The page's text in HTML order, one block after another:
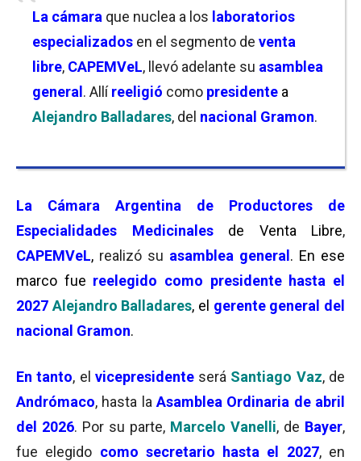
La cámara que nuclea a los laboratorios
especializados en el segmento de venta
libre, CAPEMVeL, llevó adelante su asamblea
general . Allíreeligió como presidente a
Alejandro Balladares, del nacional Gramon.
La Cámara Argentina de Productores de
Especialidades Medicinales de Venta Libre,
CAPEMVeL, realizó su asamblea general . En ese
marco fue reelegido como presidente hasta el
2027 Alejandro Balladares, el gerente general del
nacional Gramon.
En tanto, el vicepresidenteserá Santiago Vaz, de
Andrómaco, hasta laAsamblea Ordinaria de abril
del 2026. Por su parte, Marcelo Vanelli, de Bayer,
fue elegido como secretario hasta el 2027, en